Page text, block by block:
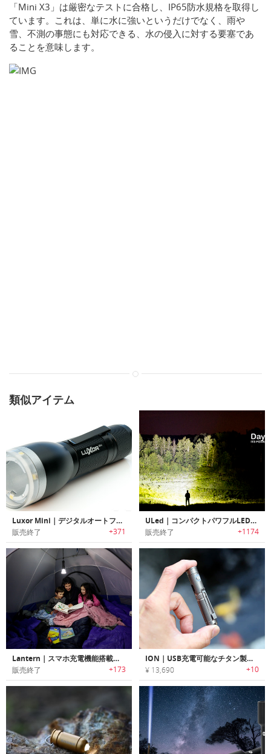
「Mini X3」は厳密なテストに合格し、IP65防水規格を取得し
ています。これは、単に水に強いというだけでなく、雨や
雪、不測の事態にも対応できる、水の侵入に対する要塞であ
ることを意味します。
類似アイテム
Luxor Mini｜デジタルオートフォーカス機能搭載スマートポケットフラッシュライト「ルクソーミニ」
販売終了 +371
ULed｜コンパクトパワフルLEDフラッシュライト「ユーレッド」
販売終了 +1174
Lantern｜スマホ充電機能搭載タフフラッシュライト「ランタン」
販売終了 +173
ION｜USB充電可能なチタン製高性能ポケットフラッシュライト「イオン」
¥ 13,690 +10